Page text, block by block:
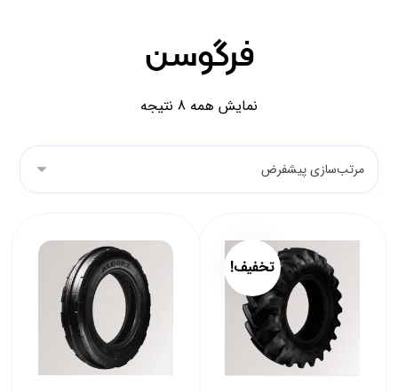
فرگوسن
نمایش همه 8 نتیجه
تخفیف!